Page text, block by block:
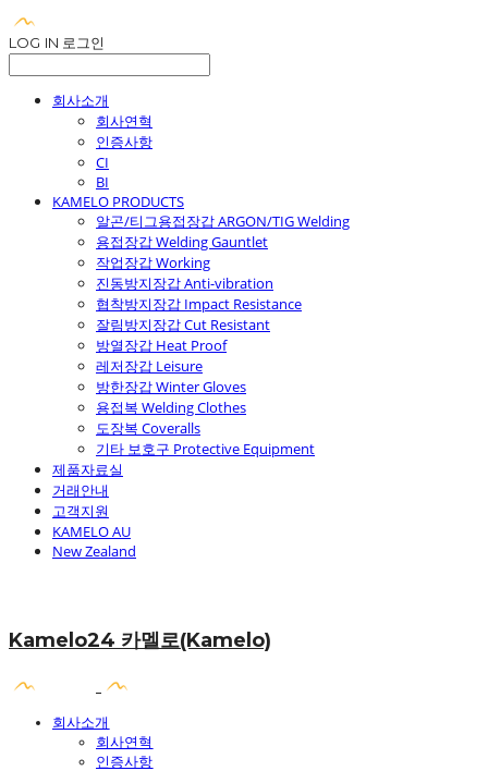
LOG IN 로그인
회사소개
회사연혁
인증사항
CI
BI
KAMELO PRODUCTS
알곤/티그용접장갑 ARGON/TIG Welding
용접장갑 Welding Gauntlet
작업장갑 Working
진동방지장갑 Anti-vibration
협착방지장갑 Impact Resistance
잘림방지장갑 Cut Resistant
방열장갑 Heat Proof
레저장갑 Leisure
방한장갑 Winter Gloves
용접복 Welding Clothes
도장복 Coveralls
기타 보호구 Protective Equipment
제품자료실
거래안내
고객지원
KAMELO AU
New Zealand
Kamelo24 카멜로(Kamelo)
회사소개
회사연혁
인증사항